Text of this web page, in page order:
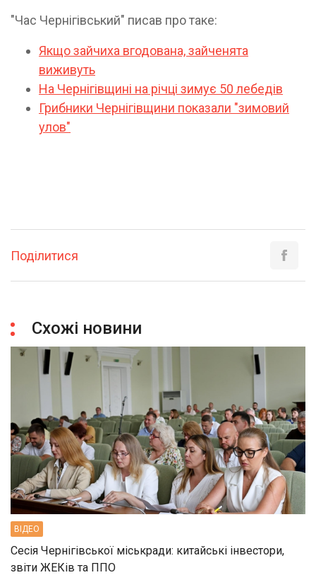
"Час Чернігівський" писав про таке:
Якщо зайчиха вгодована, зайченята
виживуть
На Чернігівщині на річці зимує 50 лебедів
Грибники Чернігівщини показали "зимовий
улов"
Поділитися
Схожі новини
ВIДЕО
Сесія Чернігівської міськради: китайські інвестори,
звіти ЖЕКів та ППО